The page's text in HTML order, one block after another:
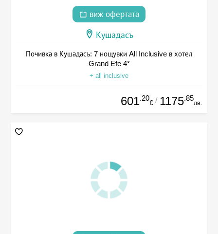
виж офертата
Кушадасъ
Почивка в Кушадасъ: 7 нощувки All Inclusive в хотел
Grand Efe 4*
+ all inclusive
601.20
€ / 1175.85
лв.